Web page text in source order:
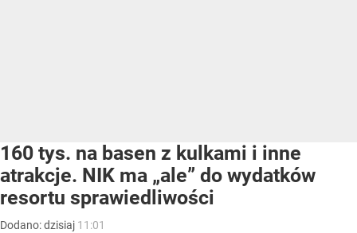
160 tys. na basen z kulkami i inne
atrakcje. NIK ma „ale” do wydatków
resortu sprawiedliwości
Dodano:dzisiaj 11:01